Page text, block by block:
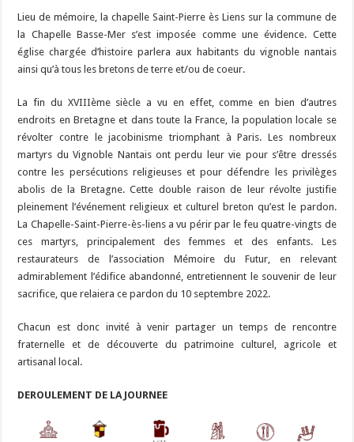
Lieu de mémoire, la chapelle Saint-Pierre ès Liens sur la commune de
la Chapelle Basse-Mer s’est imposée comme une évidence. Cette
église chargée d’histoire parlera aux habitants du vignoble nantais
ainsi qu’à tous les bretons de terre et/ou de coeur.
La fin du XVIIIème siècle a vu en effet, comme en bien d’autres
endroits en Bretagne et dans toute la France, la population locale se
révolter contre le jacobinisme triomphant à Paris. Les nombreux
martyrs du Vignoble Nantais ont perdu leur vie pour s’être dressés
contre les persécutions religieuses et pour défendre les privilèges
abolis de la Bretagne. Cette double raison de leur révolte justifie
pleinement l’événement religieux et culturel breton qu’est le pardon.
La Chapelle-Saint-Pierre-ès-liens a vu périr par le feu quatre-vingts de
ces martyrs, principalement des femmes et des enfants. Les
restaurateurs de l’association Mémoire du Futur, en relevant
admirablement l’édifice abandonné, entretiennent le souvenir de leur
sacrifice, que relaiera ce pardon du 10 septembre 2022.
Chacun est donc invité à venir partager un temps de rencontre
fraternelle et de découverte du patrimoine culturel, agricole et
artisanal local.
DEROULEMENT DE LA JOURNEE